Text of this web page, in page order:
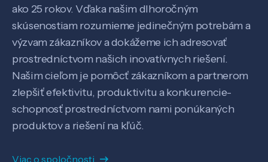
Veda a výskum
Pôsobenie
ako 25 rokov. Vďaka našim dlhoročným
skúsenostiam rozumieme jedinečným potrebám a
výzvam zákazníkov a dokážeme ich adresovať
prostredníctvom našich inovatívnych riešení.
Našim cieľom je pomôcť zákazníkom a partnerom
zlepšiť efektivitu, produktivitu a konkurencie-
schopnosť prostredníctvom nami ponúkaných
produktov a riešení na kľúč.
Viac o spoločnosti